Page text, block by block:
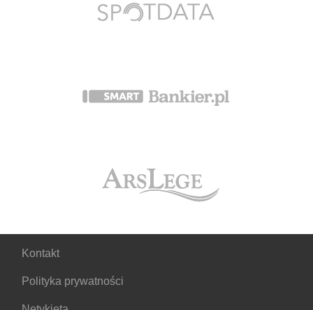
Kontakt
Polityka prywatności